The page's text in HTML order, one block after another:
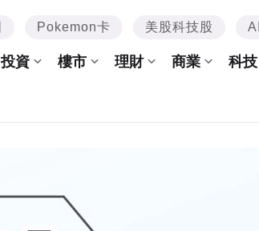
Pokemon卡 美股科技股 AI
投資 樓市 理財 商業 科技